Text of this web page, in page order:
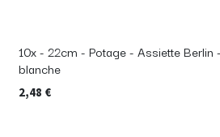
10x - 22cm - Potage - Assiette
blanche
2,48 €